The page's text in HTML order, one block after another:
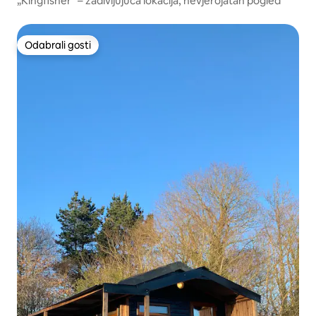
Odabrali gosti
Odabrali gosti